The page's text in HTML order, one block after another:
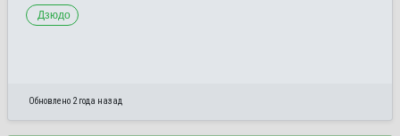
Дзюдо
Обновлено 2 года назад